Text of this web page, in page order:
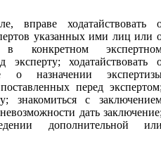
вправе ходатайствовать
указанных ими лиц или
в конкретном
эксперту; ходатайствовать
о назначении
перед
знакомиться с
дать
дополнительной